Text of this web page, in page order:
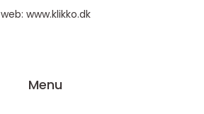
web: www.klikko.dk
Menu